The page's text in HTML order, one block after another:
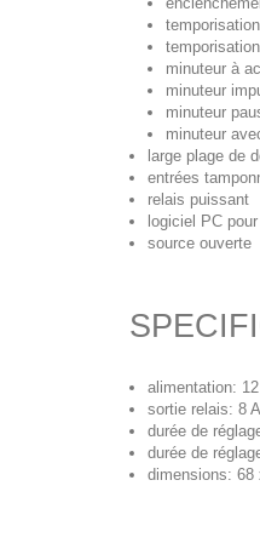
minuteur à
minuteur
minuteur
minuteur
large plage de
entrées
relais puissant
logiciel PC
source ouverte
alimentation:
sortie relais: 8
durée de
durée de
dimensions: